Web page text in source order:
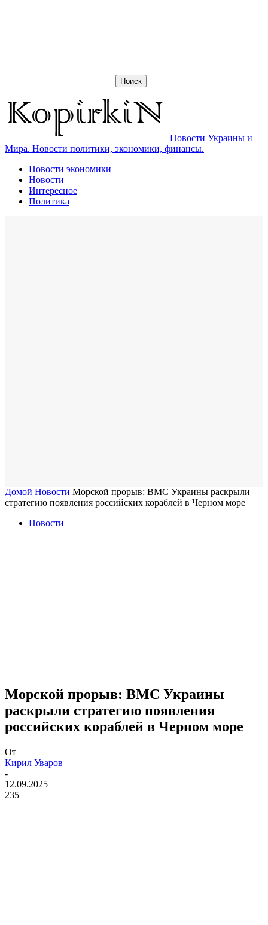
Новости Украины и
Мира. Новости политики, экономики, финансы.
Новости экономики
Новости
Интересное
Политика
Домой Новости Морской прорыв: ВМС Украины раскрыли
стратегию появления российских кораблей в Черном море
Новости
Морской прорыв: ВМС Украины
раскрыли стратегию появления
российских кораблей в Черном море
От
Кирил Уваров
-
12.09.2025
235